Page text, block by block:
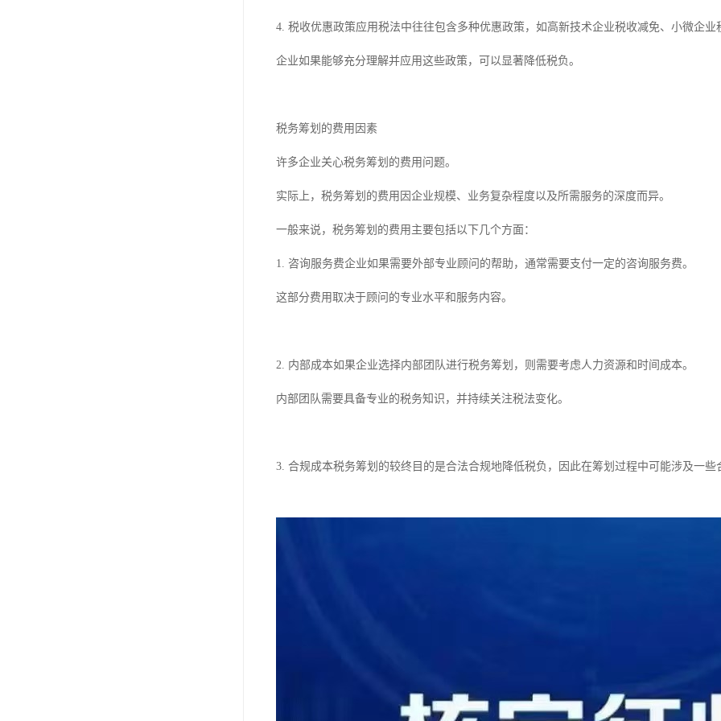
4. 税收优惠政策应用税法中往往包含多种优惠政策，如高新技术企业税收减免、小微企业
企业如果能够充分理解并应用这些政策，可以显著降低税负。
税务筹划的费用因素
许多企业关心税务筹划的费用问题。
实际上，税务筹划的费用因企业规模、业务复杂程度以及所需服务的深度而异。
一般来说，税务筹划的费用主要包括以下几个方面：
1. 咨询服务费企业如果需要外部专业顾问的帮助，通常需要支付一定的咨询服务费。
这部分费用取决于顾问的专业水平和服务内容。
2. 内部成本如果企业选择内部团队进行税务筹划，则需要考虑人力资源和时间成本。
内部团队需要具备专业的税务知识，并持续关注税法变化。
3. 合规成本税务筹划的较终目的是合法合规地降低税负，因此在筹划过程中可能涉及一些